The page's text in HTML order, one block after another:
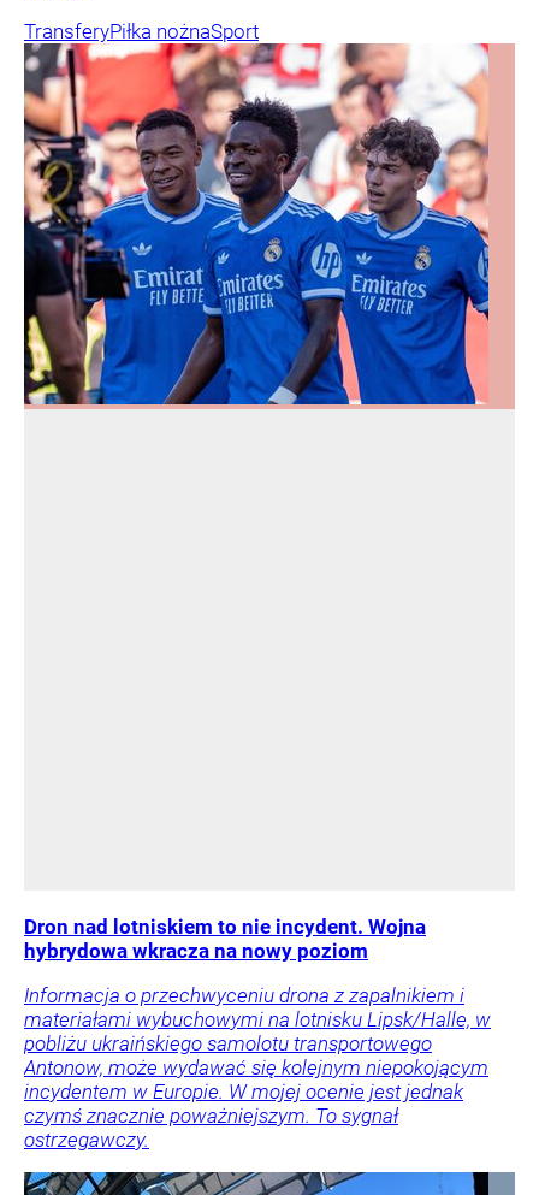
TransferyPiłka nożnaSport
Dron nad lotniskiem to nie incydent. Wojna
hybrydowa wkracza na nowy poziom
Informacja o przechwyceniu drona z zapalnikiem i
materiałami wybuchowymi na lotnisku Lipsk/Halle, w
pobliżu ukraińskiego samolotu transportowego
Antonow, może wydawać się kolejnym niepokojącym
incydentem w Europie. W mojej ocenie jest jednak
czymś znacznie poważniejszym. To sygnał
ostrzegawczy.